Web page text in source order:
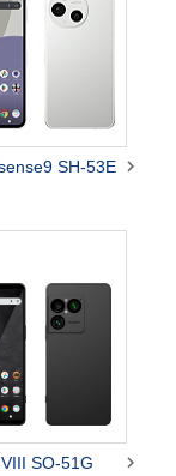
SH-53E 
SO-51G 